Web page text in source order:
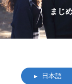
まじ
日本語